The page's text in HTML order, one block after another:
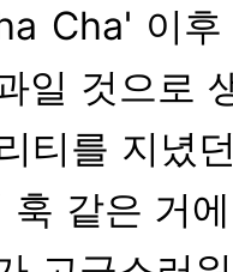
Cha' 이
일 것으로
티를 지녔
같은 거